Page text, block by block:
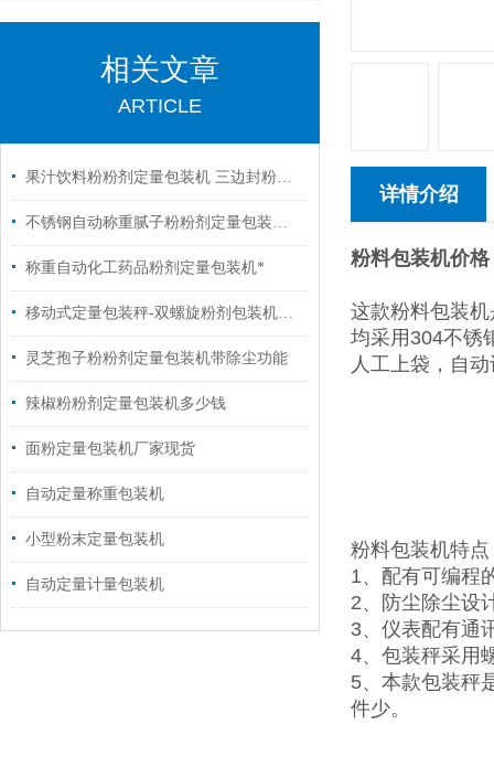
相关文章
ARTICLE
果汁饮料粉粉剂定量包装机 三边封粉剂全自动定量封口机
不锈钢自动称重腻子粉粉剂定量包装机厂家
称重自动化工药品粉剂定量包装机*
移动式定量包装秤-双螺旋粉剂包装机厂家定制
灵芝孢子粉粉剂定量包装机带除尘功能
辣椒粉粉剂定量包装机多少钱
面粉定量包装机厂家现货
自动定量称重包装机
小型粉末定量包装机
自动定量计量包装机
详情介绍
粉料包装机价格
这款粉料包装
均采用304不锈
人工上袋，自
粉料包装机特点
1、配有可编程
2、防尘除尘设
3、仪表配有通
4、包装秤采用
5、本款包装秤
件少。